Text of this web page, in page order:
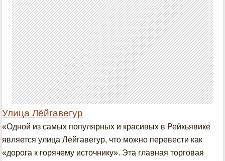
Улица Лёйгавегур
«Одной из самых популярных и красивых в Рейкьявике
является улица Лёйгавегур, что можно перевести как
«дорога к горячему источнику». Эта главная торговая